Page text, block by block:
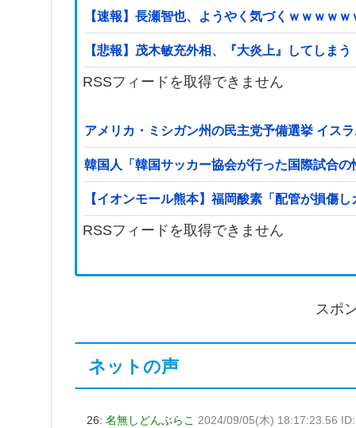
【速報】長瀬智也、ようやく気づくｗｗｗｗｗ
【悲報】茂木敏充外相、『大炎上』してしま
RSSフィードを取得できません
アメリカ・ミシガン州の民主党予備選挙 イス
韓国人「韓国サッカー協会が行った国際試合
【イオンモール熊本】福岡酸素「配管が損傷
RSSフィードを取得できません
スポ
ネットの声
26: 名無しどんぶらこ 2024/09/05(木) 18:17:23.56